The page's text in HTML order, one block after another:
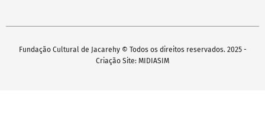
Fundação Cultural de Jacarehy © Todos os direitos reservados. 2025 -
Criação Site: MIDIASIM